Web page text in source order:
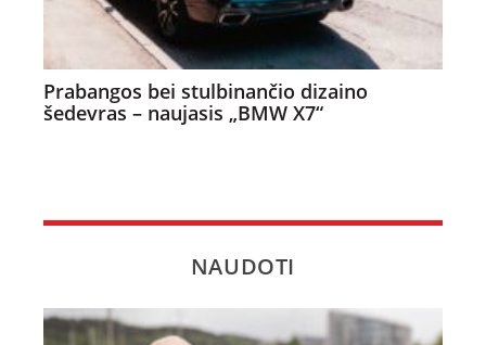
Prabangos bei stulbinančio dizaino
šedevras – naujasis „BMW X7“
NAUDOTI